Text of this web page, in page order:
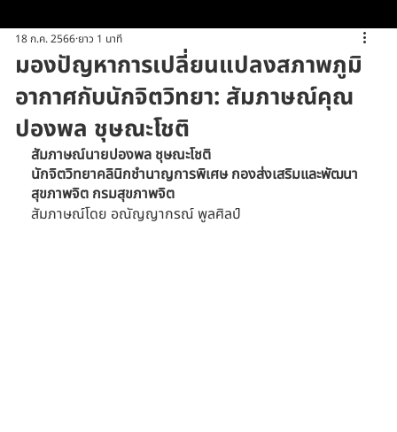
มองปัญหาการเปลี่ยนแปลงสภาพภูมิ
อากาศกับนักจิตวิทยา: สัมภาษณ์คุณ
ปองพล ชุษณะโชติ
18 ก.ค. 2566 ยาว 1 นาที
สัมภาษณ์นายปองพล ชุษณะโชติ
นักจิตวิทยาคลินิกชำนาญการพิเศษ กองส่งเสริมและพัฒนา
สุขภาพจิต กรมสุขภาพจิต
สัมภาษณ์โดย อณัญญากรณ์ พูลศิลป์